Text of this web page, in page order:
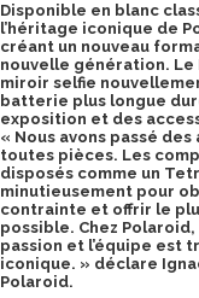
Disponible en blanc
l’héritage iconique de
créant un nouveau
nouvelle génération. Le
miroir selfie
batterie plus longue
exposition et des
« Nous avons passé
toutes pièces. Les
disposés comme un
minutieusement pour
contrainte et offrir le
possible. Chez
passion et l’équipe est
iconique. » déclare
Polaroid.